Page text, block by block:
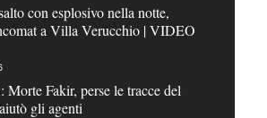
con esplosivo nella notte,
a Villa Verucchio | VIDEO
Fakir, perse le tracce del
gli agenti